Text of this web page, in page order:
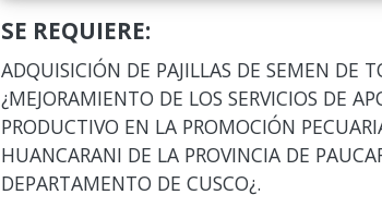
SE REQUIERE:
ADQUISICIÓN DE PAJILLAS DE SEMEN DE
¿MEJORAMIENTO DE LOS SERVICIOS DE
PRODUCTIVO EN LA PROMOCIÓN
HUANCARANI DE LA PROVINCIA DE
DEPARTAMENTO DE CUSCO¿.